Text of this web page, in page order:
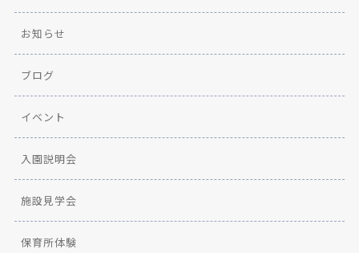
お知らせ
ブログ
イベント
入園説明会
施設見学会
保育所体験